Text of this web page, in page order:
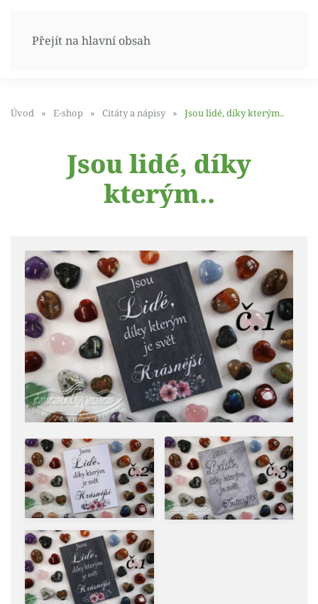
Přejít na hlavní obsah
Úvod E-shop Citáty a nápisy Jsou lidé, díky kterým..
Jsou lidé, díky
kterým..